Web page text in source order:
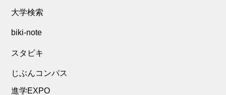
大学検索
biki-note
スタビキ
じぶんコンパス
進学EXPO